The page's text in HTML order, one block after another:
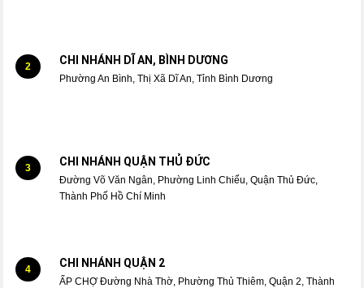
2 CHI NHÁNH DĨ AN, BÌNH DƯƠNG
Phường An Bình, Thị Xã Dĩ An, Tỉnh Bình Dương
3 CHI NHÁNH QUẬN THỦ ĐỨC
Đường Võ Văn Ngân, Phường Linh Chiểu, Quận Thủ Đức,
Thành Phố Hồ Chí Minh
4 CHI NHÁNH QUẬN 2
ẤP CHỢ Đường Nhà Thờ, Phường Thủ Thiêm, Quận 2, Thành